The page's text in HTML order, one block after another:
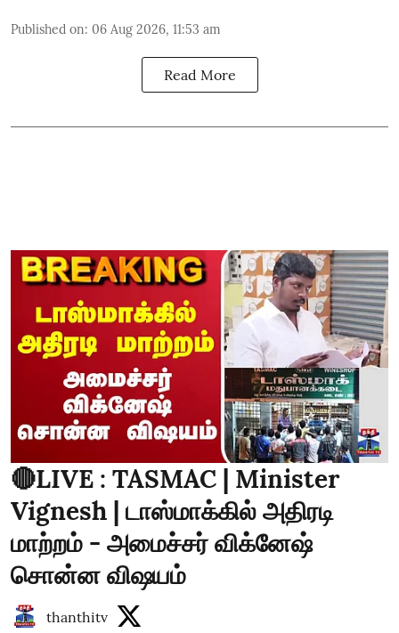
Published on: 06 Aug 2026, 11:53 am
Read More
🔴LIVE : TASMAC | Minister
Vignesh | டாஸ்மாக்கில் அதிரடி
மாற்றம் - அமைச்சர் விக்னேஷ்
சொன்ன விஷயம்
thanthitv